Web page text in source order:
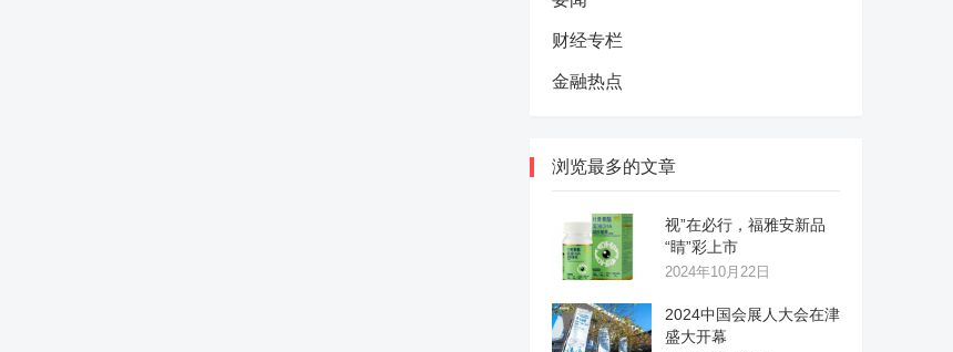
财经专栏
金融热点
浏览最多的文章
视”在必行，福雅安新品
“睛”彩上市
2024年10月22日
2024中国会展人大会在津
盛大开幕